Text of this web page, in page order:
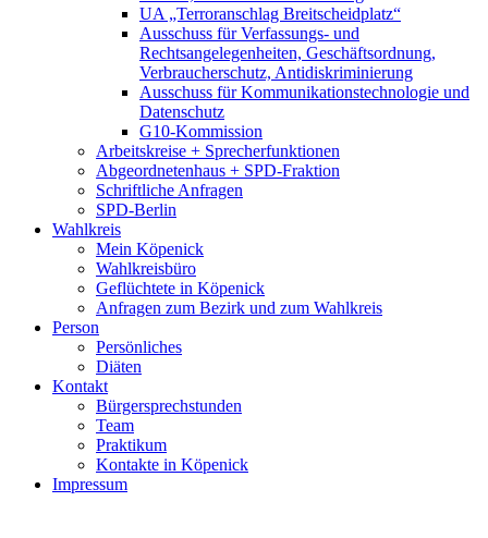
UA „Terroranschlag Breitscheidplatz“
Ausschuss für Verfassungs- und
Rechtsangelegenheiten, Geschäftsordnung,
Verbraucherschutz, Antidiskriminierung
Ausschuss für Kommunikationstechnologie und
Datenschutz
G10-Kommission
Arbeitskreise + Sprecherfunktionen
Abgeordnetenhaus + SPD-Fraktion
Schriftliche Anfragen
SPD-Berlin
Wahlkreis
Mein Köpenick
Wahlkreisbüro
Geflüchtete in Köpenick
Anfragen zum Bezirk und zum Wahlkreis
Person
Persönliches
Diäten
Kontakt
Bürgersprechstunden
Team
Praktikum
Kontakte in Köpenick
Impressum